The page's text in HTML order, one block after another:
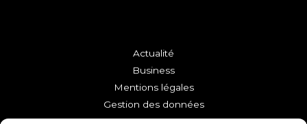
Actualité
Business
Mentions légales
Gestion des données